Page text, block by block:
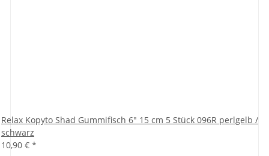
Relax Kopyto Shad Gummifisch 6" 15 cm 5 Stück 096R perlgelb /
schwarz
10,90 € *